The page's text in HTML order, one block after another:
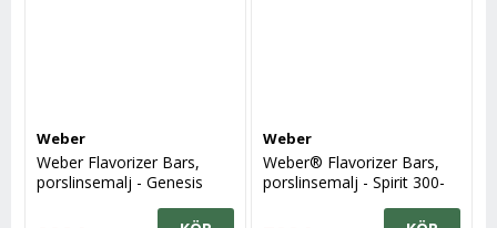
Weber
Weber Flavorizer Bars,
porslinsemalj - Genesis
Weber
Weber® Flavorizer Bars,
porslinsemalj - Spirit 300-